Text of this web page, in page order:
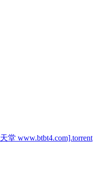
堂 www.btbt4.com].torrent